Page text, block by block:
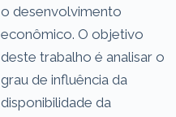
o desenvolvimento
econômico. O objetivo
deste trabalho é analisar o
grau de influência da
disponibilidade da